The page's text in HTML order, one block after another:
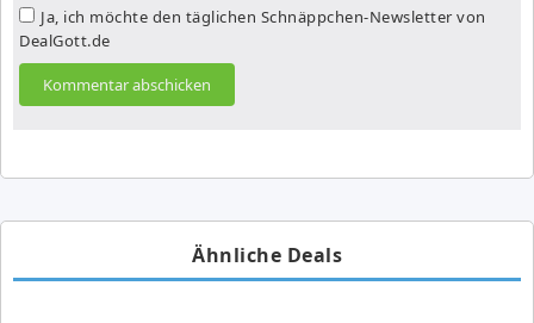
Ja, ich möchte den täglichen Schnäppchen-Newsletter von
DealGott.de
Ähnliche Deals